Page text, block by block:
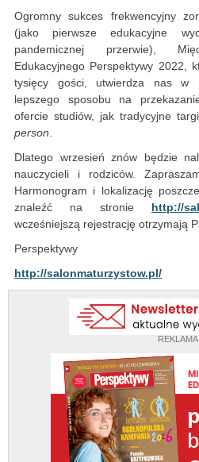
REKLAMA
Ogromny sukces frekwencyjny
(jako pierwsze edukacyjne
pandemicznej przerwie),
Edukacyjnego Perspektywy 2022,
tysięcy gości, utwierdza nas w
lepszego sposobu na
ofercie studiów, jak tradycyjne
person.
Dlatego wrzesień znów będzie
nauczycieli i rodziców.
Harmonogram i lokalizację
znaleźć na stronie http://
wcześniejszą rejestrację otrzymają
Perspektywy
http://salonmaturzystow.pl/